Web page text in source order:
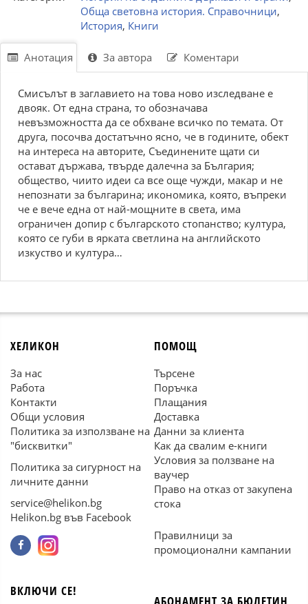
Обща световна история. Справочници,
История, Книги
Анотация За автора Коментари
Смисълът в заглавието на това ново изследване е
двояк. От една страна, то обозначава
невъзможността да се обхване всичко по темата. От
друга, посочва достатъчно ясно, че в годините, обект
на интереса на авторите, Съединените щати си
остават държава, твърде далечна за България;
общество, чиито идеи са все още чужди, макар и не
непознати за българина; икономика, която, въпреки
че е вече една от най-мощните в света, има
ограничен допир с българското стопанство; култура,
която се губи в ярката светлина на английското
изкуство и култура…
ХЕЛИКОН
За нас
Работа
Контакти
Общи условия
Политика за използване на
"бисквитки"
Политика за сигурност на
личните данни
service@helikon.bg
Helikon.bg във Facebook
ПОМОЩ
Търсене
Поръчка
Плащания
Доставка
Данни за клиента
Как да свалим е-книги
Условия за ползване на
ваучер
Право на отказ от закупена
стока
Правилници за
промоционални кампании
ВКЛЮЧИ СЕ!